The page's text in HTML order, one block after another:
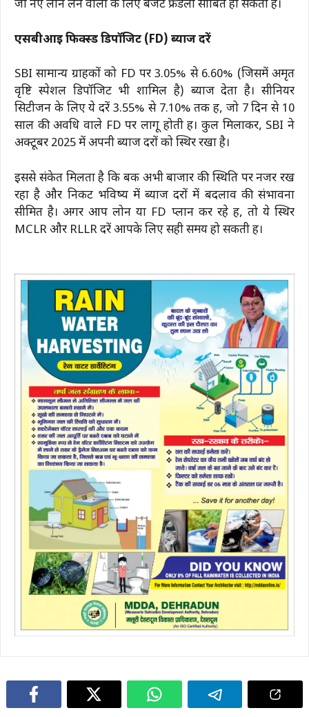
जो नए लोन लेने वालों के लिए बजट फ्रेंडली साबित हो सकती है।
एसबीआई फिक्स्ड डिपॉजिट (FD) ब्याज दरें
SBI सामान्य ग्राहकों को FD पर 3.05% से 6.60% (जिसमें अमृत
वृष्टि स्पेशल डिपॉजिट भी शामिल है) ब्याज देता है। सीनियर
सिटीजन के लिए ये दरें 3.55% से 7.10% तक हैं, जो 7 दिन से 10
साल की अवधि वाले FD पर लागू होती हैं। कुल मिलाकर, SBI ने
अक्टूबर 2025 में अपनी ब्याज दरों को स्थिर रखा है।
इससे संकेत मिलता है कि बैंक अभी बाजार की स्थिति पर नजर रख
रहा है और निकट भविष्य में ब्याज दरों में बदलाव की संभावना
सीमित है। अगर आप लोन या FD प्लान कर रहे हैं, तो ये स्थिर
MCLR और RLLR दरें आपके लिए सही समय हो सकती हैं।